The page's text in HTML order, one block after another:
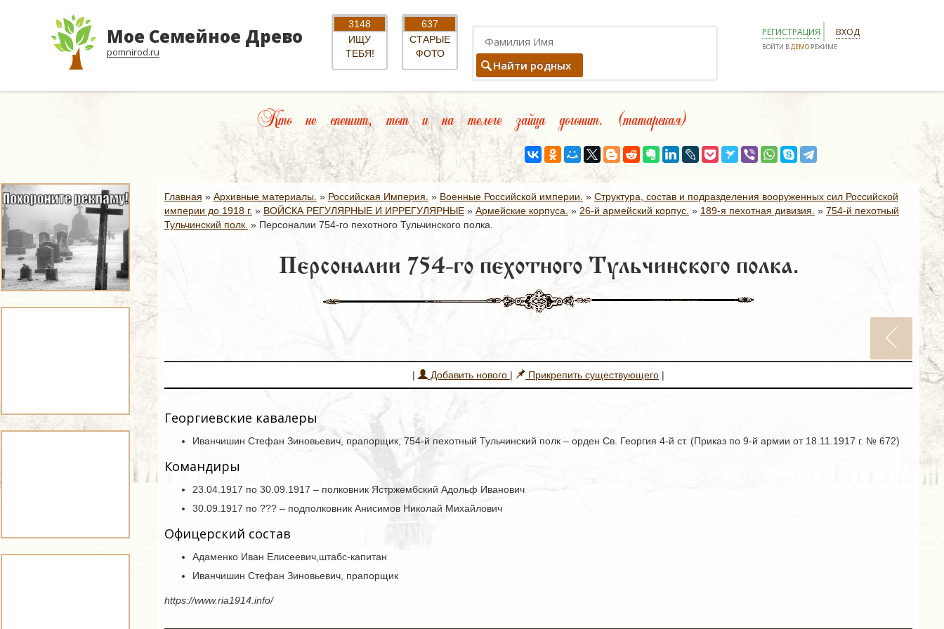
Мое Семейное Древо
pomnirod.ru
3148
ИЩУ
ТЕБЯ!
637
СТАРЫЕ
ФОТО
Найти родных
РЕГИСТРАЦИЯ ВХОД
ВОЙТИ ВДЕМО РЕЖИМЕ
Кто не спешит, тот и на телеге зайца догонит. (татарская)
Главная » Архивные материалы. » Российская Империя. » Военные Российской империи. » Структура, состав и подразделения вооруженных сил Российской
империи до 1918 г. » ВОЙСКА РЕГУЛЯРНЫЕ И ИРРЕГУЛЯРНЫЕ » Армейские корпуса. » 26-й армейский корпус. » 189-я пехотная дивизия. » 754-й пехотный
Тульчинский полк. » Персоналии 754-го пехотного Тульчинского полка.
Персоналии 754-го пехотного Тульчинского полка.
| Добавить нового | Прикрепить существующего |
Георгиевские кавалеры
Иванчишин Стефан Зиновьевич, прапорщик, 754-й пехотный Тульчинский полк – орден Св. Георгия 4-й ст. (Приказ по 9-й армии от 18.11.1917 г. № 672)
Командиры
23.04.1917 по 30.09.1917 – полковник Ястржембский Адольф Иванович
30.09.1917 по ??? – подполковник Анисимов Николай Михайлович
Офицерский состав
Адаменко Иван Елисеевич,штабс-капитан
Иванчишин Стефан Зиновьевич, прапорщик
https://www.ria1914.info/